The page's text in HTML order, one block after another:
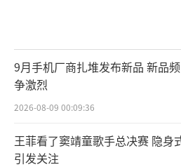
9月手机厂商扎堆发布新品 新品
争激烈
2026-08-09 00:09:36
王菲看了窦靖童歌手总决赛 隐身
引发关注